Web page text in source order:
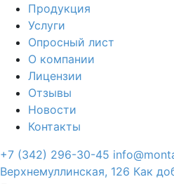
Продукция
Услуги
Опросный лист
О компании
Лицензии
Отзывы
Новости
Контакты
+7 (342) 296-30-45
Верхнемуллинская, 126 Как